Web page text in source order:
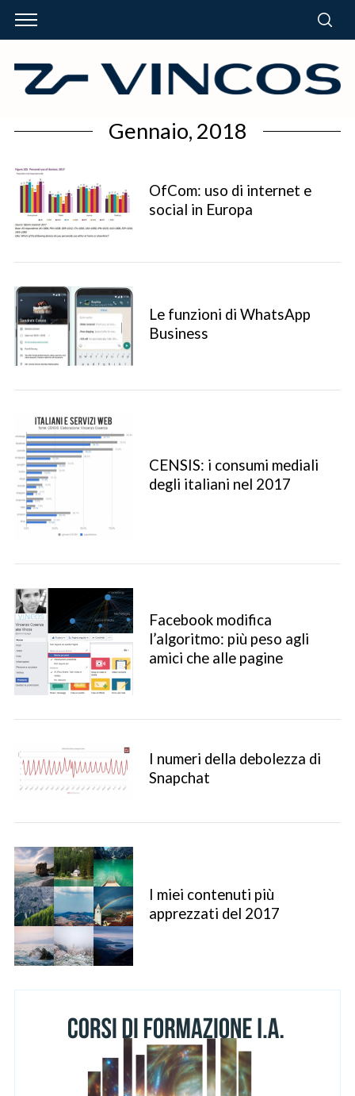
Gennaio, 2018
OfCom: uso di internet e
social in Europa
Le funzioni di WhatsApp
Business
CENSIS: i consumi mediali
degli italiani nel 2017
Facebook modifica
l’algoritmo: più peso agli
amici che alle pagine
I numeri della debolezza di
Snapchat
I miei contenuti più
apprezzati del 2017
S
a
r
c
f